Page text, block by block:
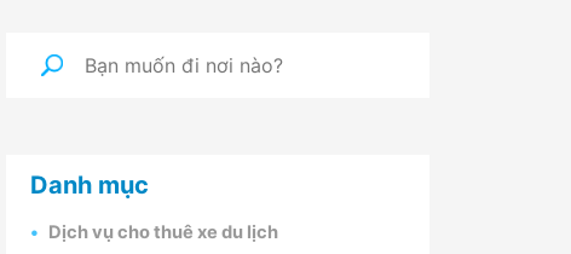
Danh mục
Dịch vụ cho thuê xe du lịch